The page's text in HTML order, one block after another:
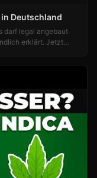
Deutschland
darf legal angebaut
erklärt. Jetzt